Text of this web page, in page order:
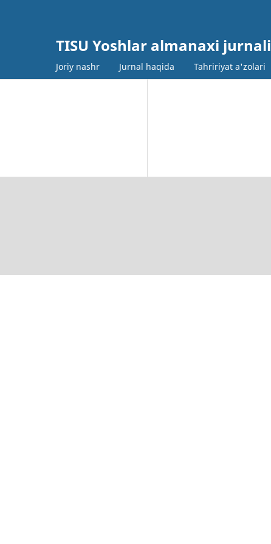
TISU Yoshlar almanaxi jurnali
Joriy nashr Jurnal haqida Tahririyat a'zolari